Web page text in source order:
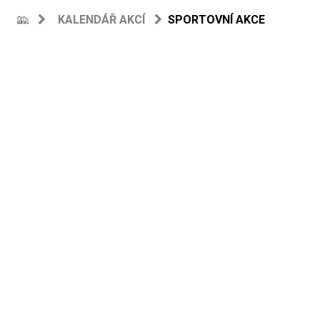
KALENDÁŘ AKCÍ SPORTOVNÍ AKCE